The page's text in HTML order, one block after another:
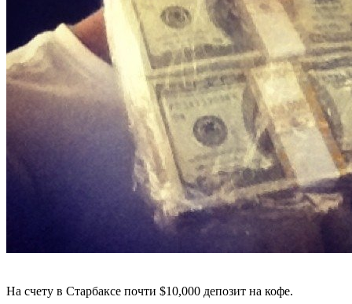
На счету в Старбаксе почти $10,000 депозит на кофе.